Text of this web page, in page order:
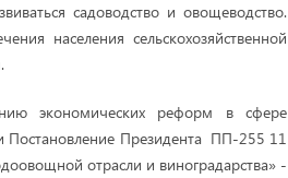
садоводство и овощеводство.
населения сельскохозяйственной
экономических реформ в сфере
Постановление Президента ПП-255 11
отрасли и виноградарства» -